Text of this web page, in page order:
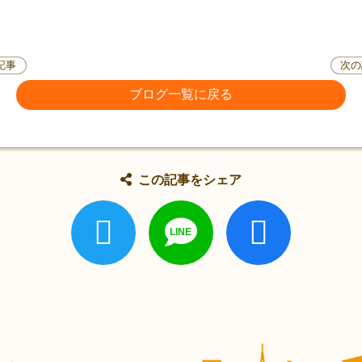
事
ブログ一覧に戻る
次
この記事をシェア